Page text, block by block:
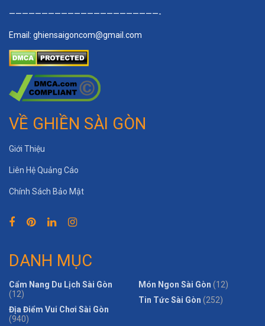
———————————————————————-
Email: ghiensaigoncom@gmail.com
VỀ GHIỀN SÀI GÒN
Giới Thiệu
Liên Hệ Quảng Cáo
Chính Sách Bảo Mật
DANH MỤC
Cẩm Nang Du Lịch Sài Gòn
(12)
Địa Điểm Vui Chơi Sài Gòn
(940)
Món Ngon Sài Gòn (12)
Tin Tức Sài Gòn (252)